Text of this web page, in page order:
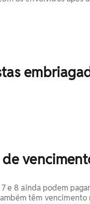
e 8 ainda podem
têm vencimento